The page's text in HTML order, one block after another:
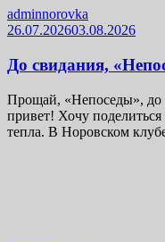
adminnorovka
26.07.202603.08.2026
До свидания,
Прощай, «Непоседы», до
привет! Хочу
тепла. В Норовском